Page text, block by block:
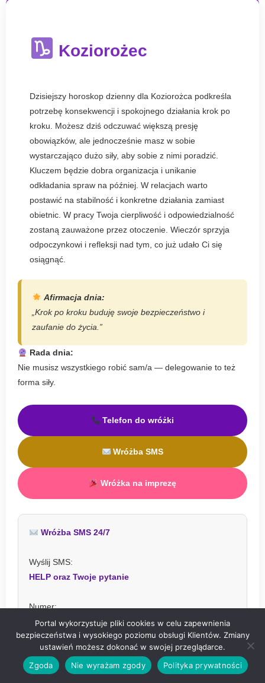
Koziorożec
Dzisiejszy horoskop dzienny dla Koziorożca podkreśla
potrzebę konsekwencji i spokojnego działania krok po
kroku. Możesz dziś odczuwać większą presję
obowiązków, ale jednocześnie masz w sobie
wystarczająco dużo siły, aby sobie z nimi poradzić.
Kluczem będzie dobra organizacja i unikanie
odkładania spraw na później. W relacjach warto
postawić na stabilność i konkretne działania zamiast
obietnic. W pracy Twoja cierpliwość i odpowiedzialność
zostaną zauważone przez otoczenie. Wieczór sprzyja
odpoczynkowi i refleksji nad tym, co już udało Ci się
osiągnąć.
Afirmacja dnia:
„Krok po kroku buduję swoje bezpieczeństwo i
zaufanie do życia.”
Rada dnia:
Nie musisz wszystkiego robić sam/a — delegowanie to też
forma siły.
Telefon do wróżki
Wróżba SMS
Wróżka na imprezę
Wróżba SMS 24/7
Wyślij SMS:
HELP oraz Twoje pytanie
Numer:
73480
Koszt: 3,69 zł z VAT
Portal wykorzystuje pliki cookies w celu zapewnienia
bezpieczeństwa i wysokiego poziomu obsługi Klientów. Zmiany
ustawień możesz dokonać w swojej przeglądarce.
Zgoda
Nie wyrażam zgody Polityka prywatności